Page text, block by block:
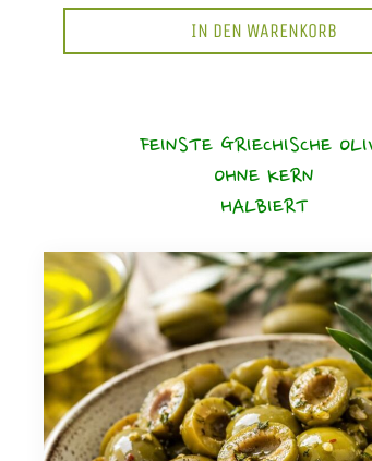
IN DEN WARENKORB
FEINSTE GRIECHISCHE
OHNE KERN
HALBIERT